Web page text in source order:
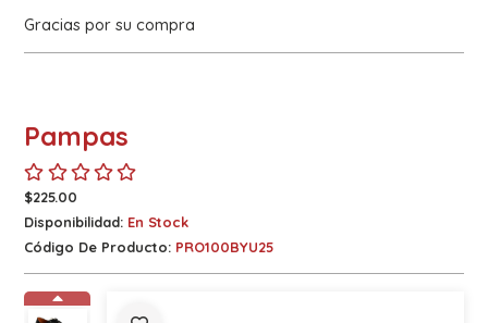
Gracias por su compra
Pampas
$225.00
Disponibilidad: En Stock
Código De Producto: PRO100BYU25